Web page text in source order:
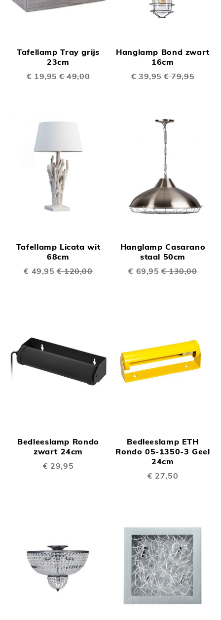
Tafellamp Tray grijs
23cm
Speciale
€ 19,95 € 49,00
Hanglamp Bond zwart
16cm
Speciale
€ 39,95 € 79,95
Tafellamp Licata wit
68cm
Speciale
€ 49,95 € 120,00
Hanglamp Casarano
staal 50cm
Speciale
€ 69,95 € 130,00
Bedleeslamp Rondo
zwart 24cm
€ 29,95
Bedleeslamp ETH
Rondo 05-1350-3 Geel
24cm
€ 27,50